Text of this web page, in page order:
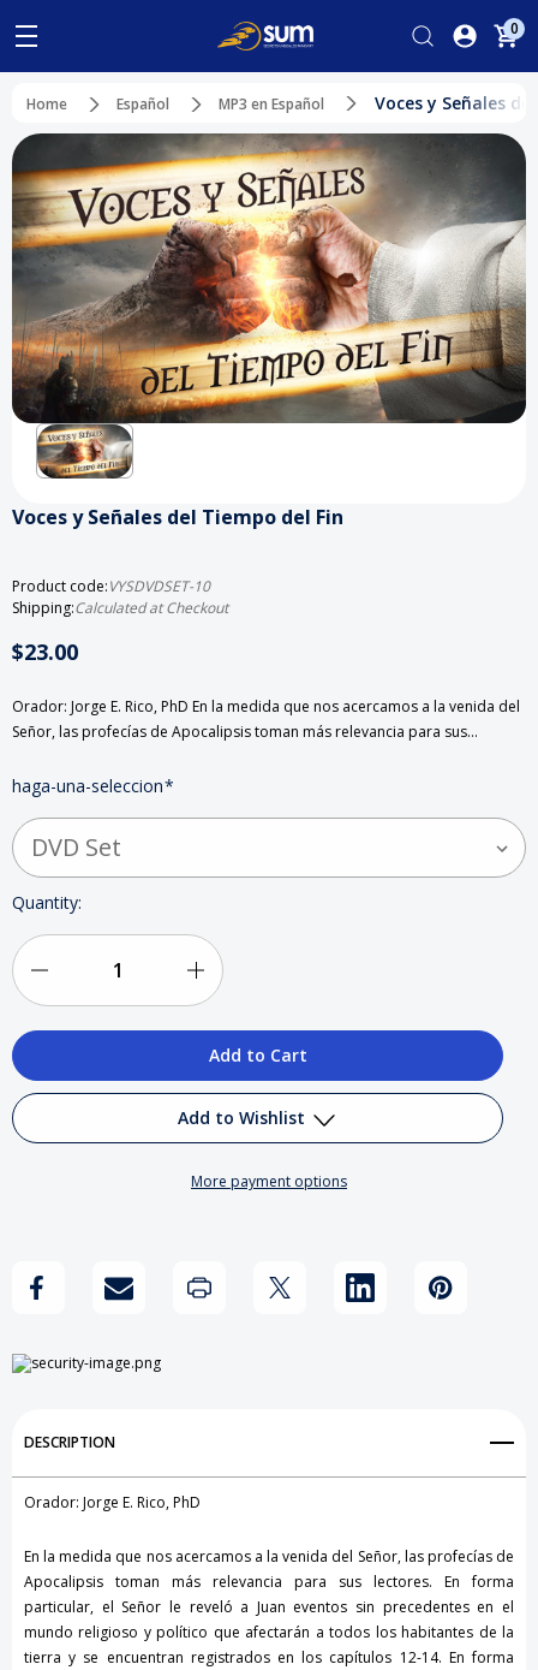
0
Home Español MP3 en Español Voces y Señales
Voces y Señales del Tiempo del Fin
Product code:VYSDVDSET-10
Shipping:Calculated at Checkout
$23.00
Orador: Jorge E. Rico, PhD En la medida que nos acercamos a la venida del
Señor, las profecías de Apocalipsis toman más relevancia para sus…
haga-una-seleccion*
Current
Quantity:
Quantity
Tiempo
Fin
Increase
Quantity
Voces
Señales
Tiempo
Add to Wishlist
Add to My Wish List
View All Wish List
More payment options
DESCRIPTION
Orador: Jorge E. Rico, PhD
En la medida que nos acercamos a la venida del Señor, las profecías de
Apocalipsis toman más relevancia para sus lectores. En forma
particular, el Señor le reveló a Juan eventos sin precedentes en el
mundo religioso y político que afectarán a todos los habitantes de la
tierra y se encuentran registrados en los capítulos 12-14. En forma